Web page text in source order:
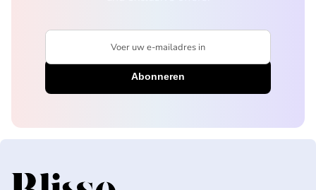
Voer uw e-mailadres in
Home